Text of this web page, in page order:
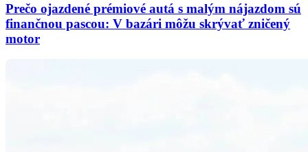
Prečo ojazdené prémiové autá s malým nájazdom sú
finančnou pascou: V bazári môžu skrývať zničený
motor